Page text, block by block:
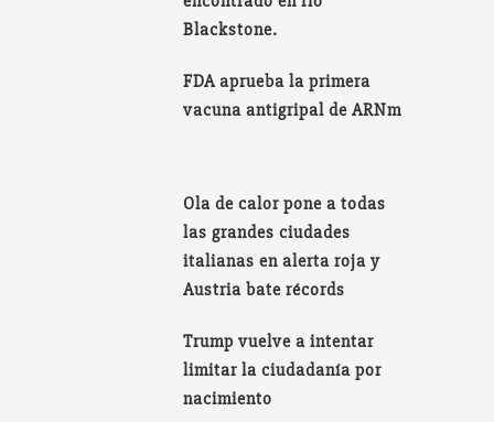
Blackstone.
FDA aprueba la primera
vacuna antigripal de ARNm
Ola de calor pone a todas
las grandes ciudades
italianas en alerta roja y
Austria bate récords
Trump vuelve a intentar
limitar la ciudadanía por
nacimiento